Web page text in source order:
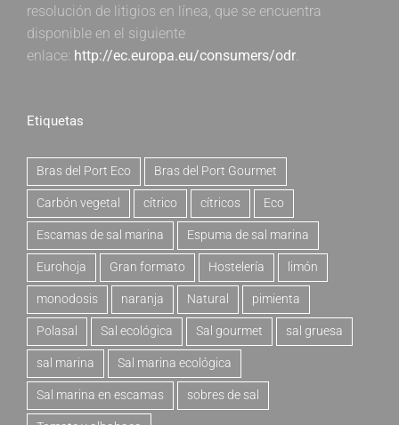
resolución de litigios en línea, que se encuentra
disponible en el siguiente
enlace: http://ec.europa.eu/consumers/odr.
Etiquetas
Bras del Port Eco Bras del Port Gourmet
Carbón vegetal cítrico cítricos Eco
Escamas de sal marina Espuma de sal marina
Eurohoja Gran formato Hostelería limón
monodosis naranja Natural pimienta
Polasal Sal ecológica Sal gourmet sal gruesa
sal marina Sal marina ecológica
Sal marina en escamas sobres de sal